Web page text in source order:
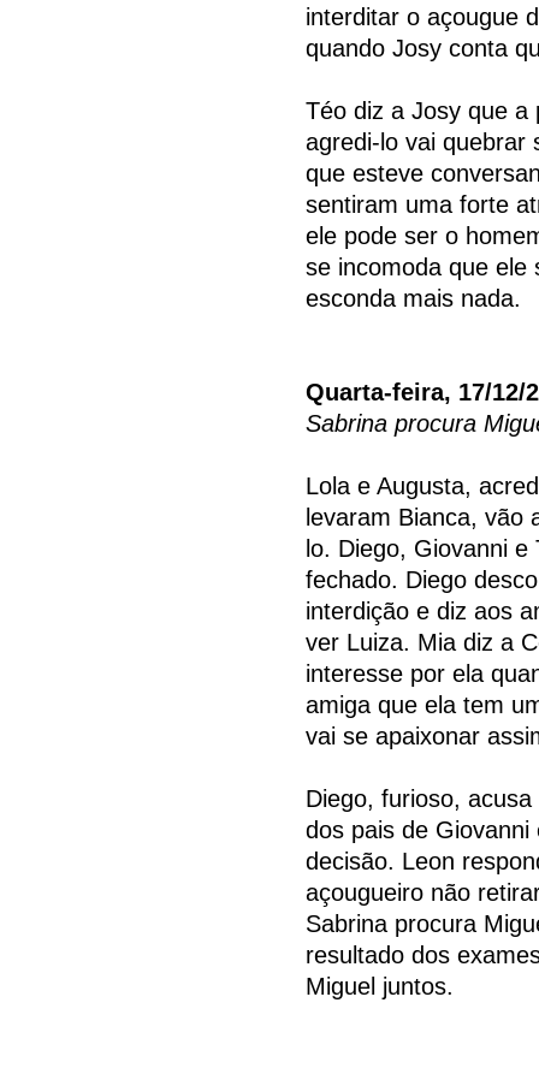
interditar o açougue
quando Josy conta
Téo diz a Josy que a
agredi-lo vai quebrar
que esteve
sentiram uma forte
ele pode ser o
se incomoda que ele
esconda mais nada.
Quarta-feira, 17/12/
Sabrina procura
Lola e Augusta,
levaram Bianca, vão
lo. Diego, Giovanni
fechado. Diego
interdição e diz aos
ver Luiza. Mia diz a
interesse por ela
amiga que ela tem
vai se apaixonar
Diego, furioso,
dos pais de
decisão. Leon
açougueiro não
Sabrina procura
resultado dos
Miguel juntos.